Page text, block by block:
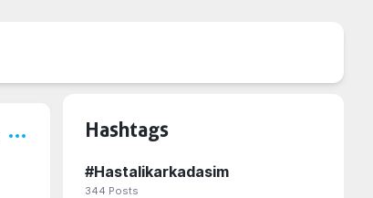
Hashtags
#Hastalikarkadasim
344 Posts